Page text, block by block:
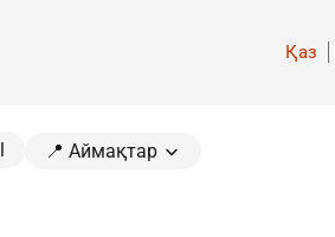
Қаз
📍 Аймақтар